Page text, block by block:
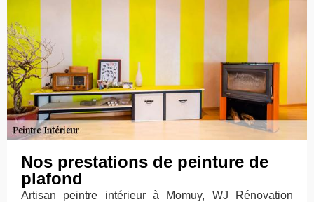
Nos prestations de peinture de
plafond
Artisan peintre intérieur à Momuy, WJ Rénovation